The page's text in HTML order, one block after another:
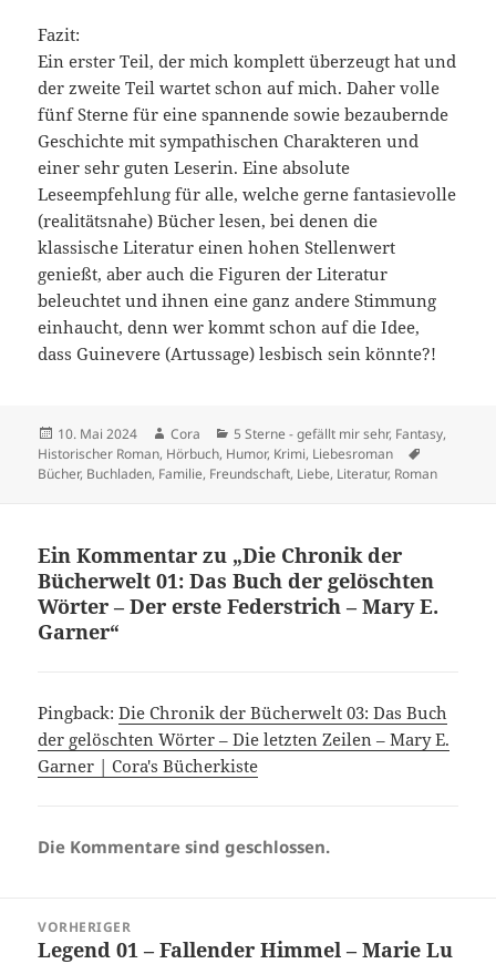
Fazit:
Ein erster Teil, der mich komplett überzeugt hat und
der zweite Teil wartet schon auf mich. Daher volle
fünf Sterne für eine spannende sowie bezaubernde
Geschichte mit sympathischen Charakteren und
einer sehr guten Leserin. Eine absolute
Leseempfehlung für alle, welche gerne fantasievolle
(realitätsnahe) Bücher lesen, bei denen die
klassische Literatur einen hohen Stellenwert
genießt, aber auch die Figuren der Literatur
beleuchtet und ihnen eine ganz andere Stimmung
einhaucht, denn wer kommt schon auf die Idee,
dass Guinevere (Artussage) lesbisch sein könnte?!
Veröffentlicht
am
10. Mai 2024 Autor
Cora Kategorien
5 Sterne - gefällt mir sehr, Fantasy,
Historischer Roman, Hörbuch, Humor, Krimi, Liebesroman
Bücher, Buchladen, Familie, Freundschaft, Liebe, Literatur, Roman
Ein Kommentar zu „Die Chronik der
Bücherwelt 01: Das Buch der gelöschten
Wörter – Der erste Federstrich – Mary E.
Garner“
Pingback:Die Chronik der Bücherwelt 03: Das Buch
der gelöschten Wörter – Die letzten Zeilen – Mary E.
Garner | Cora's Bücherkiste
Die Kommentare sind geschlossen.
VORHERIGER
Vorheriger
Legend 01 – Fallender Himmel – Marie Lu